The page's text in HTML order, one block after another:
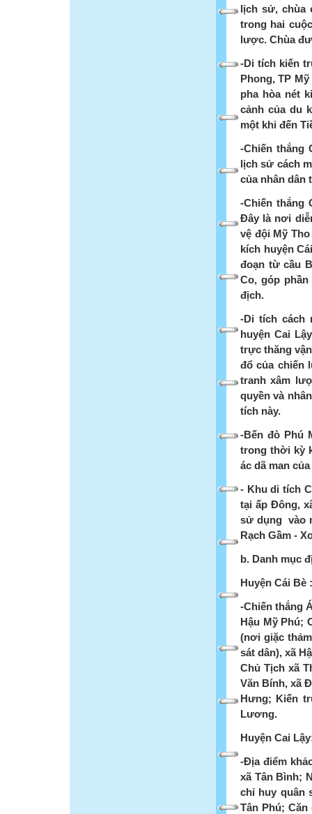
lịch sử, chùa
trong hai
lược. Chùa
-Di tích kiến
Phong, TP
pha hòa nét
cảnh của du
một khi đến
-Chiến thắng
lịch sử cách
của nhân dân
-Chiến thắng
Đây là nơi
vệ đội Mỹ
kích huyện
đoạn từ cầu
Co, góp
địch.
-Di tích cách
huyện Cai
trực thăng
đổ của chiến
tranh xâm
quyền và
tích này.
-Bến đò Phú
trong thời kỳ
ác dã man
- Khu di tích
tại ấp Đông,
sử dụng vào
Rạch Gầm -
b. Danh mục
Huyện Cái Bè :
-Chiến thắng
Hậu Mỹ Phú;
(nơi giặc
sát dân), xã
Chủ Tịch xã
Văn Bính, xã
Hưng; Kiến
Lương.
Huyện Cai
-Địa điểm
xã Tân Bình;
chỉ huy quân
Tân Phú;